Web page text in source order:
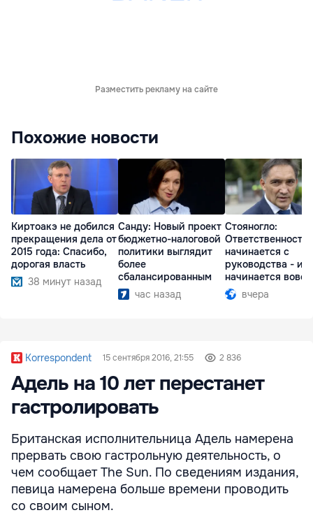
Разместить рекламу на сайте
Похожие новости
Киртоакэ не добился
прекращения дела от
2015 года: Спасибо,
дорогая власть
38 минут назад
Санду: Новый проект
бюджетно-налоговой
политики выглядит
более
сбалансированным
час назад
Стояногло:
Ответственность
начинается с
руководства -
начинается вовсе
вчера
Korrespondent 15 сентября 2016, 21:55 2 836
Адель на 10 лет перестанет
гастролировать
Британская исполнительница Адель намерена
прервать свою гастрольную деятельность, о
чем сообщает The Sun. По сведениям издания,
певица намерена больше времени проводить
со своим сыном.